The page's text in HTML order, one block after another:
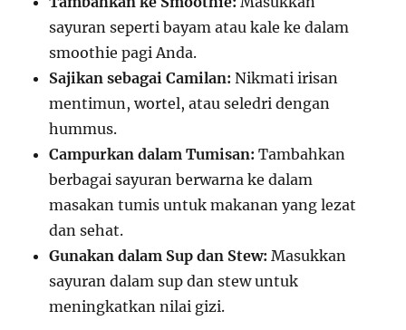
sayuran seperti bayam atau kale ke dalam
smoothie pagi Anda.
Sajikan sebagai Camilan: Nikmati irisan
mentimun, wortel, atau seledri dengan
hummus.
Campurkan dalam Tumisan: Tambahkan
berbagai sayuran berwarna ke dalam
masakan tumis untuk makanan yang lezat
dan sehat.
Gunakan dalam Sup dan Stew: Masukkan
sayuran dalam sup dan stew untuk
meningkatkan nilai gizi.